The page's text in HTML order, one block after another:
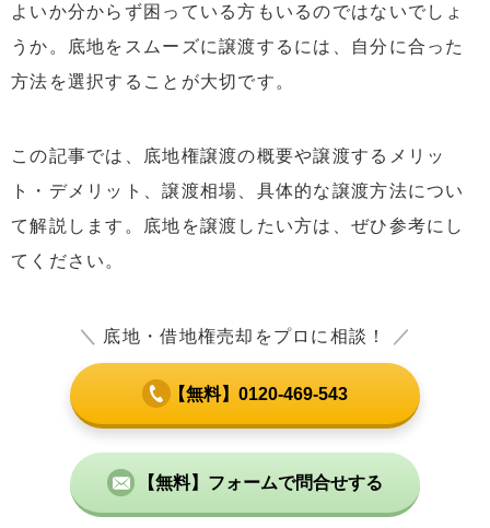
よいか分からず困っている方もいるのではないでしょ
うか。底地をスムーズに譲渡するには、自分に合った
方法を選択することが大切です。
この記事では、底地権譲渡の概要や譲渡するメリッ
ト・デメリット、譲渡相場、具体的な譲渡方法につい
て解説します。底地を譲渡したい方は、ぜひ参考にし
てください。
＼ 底地・借地権売却をプロに相談！ ／
【無料】0120-469-543
【無料】フォームで問合せする